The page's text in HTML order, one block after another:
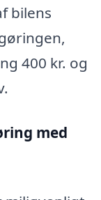
bilens
400 kr. og
med